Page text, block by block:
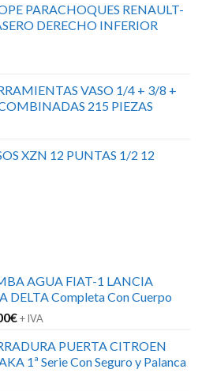
PARACHOQUES RENAULT-
DERECHO INFERIOR
VASO 1/4 + 3/8 +
215 PIEZAS
XZN 12 PUNTAS 1/2 12
AGUA FIAT-1 LANCIA
DELTA Completa Con Cuerpo
€El
actual
es:
+ IVA
PUERTA CITROEN
1ª Serie Con Seguro y Palanca